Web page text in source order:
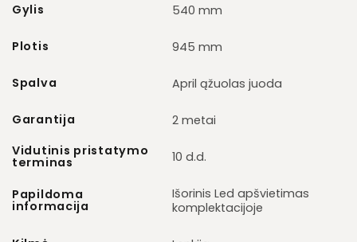
Gylis 540 mm
Plotis 945 mm
Spalva April ąžuolas juoda
Garantija
2 metai
Vidutinis pristatymo
terminas 10 d.d.
Papildoma
informacija
Išorinis Led apšvietimas
komplektacijoje